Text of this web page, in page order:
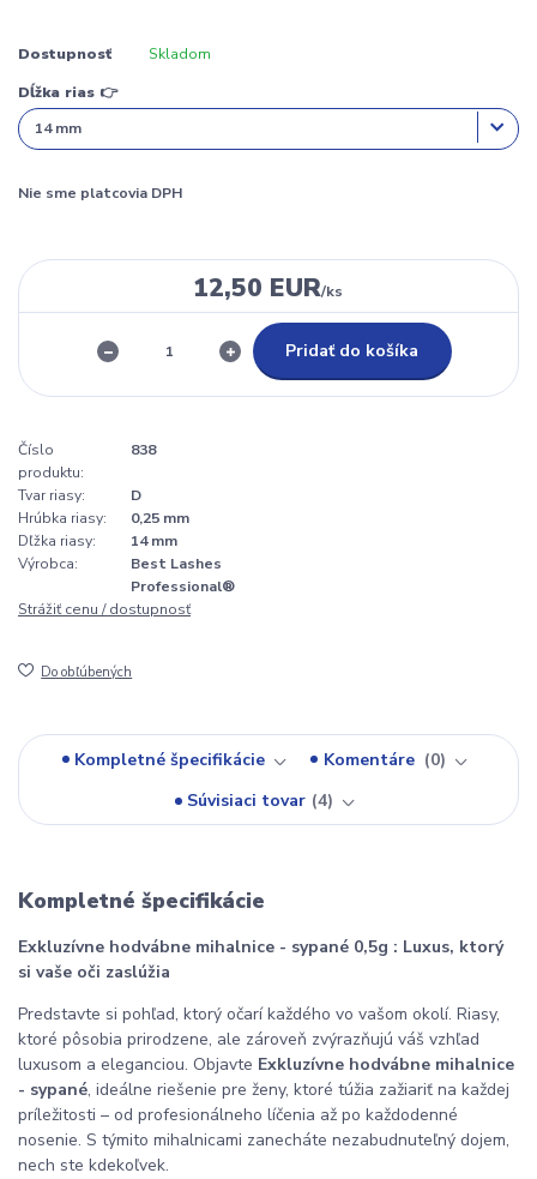
Dostupnosť Skladom
Dĺžka rias 👉
Nie sme platcovia DPH
12,50 EUR/ks
Pridať do košíka
Číslo
produktu:
838
Tvar riasy:
D
Hrúbka riasy:
0,25 mm
Dľžka riasy:
14 mm
Výrobca:
Best Lashes
Professional®
Strážiť cenu / dostupnosť
Do obľúbených
Kompletné špecifikácie Komentáre
0
Súvisiaci tovar 4
Kompletné špecifikácie
Exkluzívne hodvábne mihalnice - sypané 0,5g : Luxus, ktorý
si vaše oči zaslúžia
Predstavte si pohľad, ktorý očarí každého vo vašom okolí. Riasy,
ktoré pôsobia prirodzene, ale zároveň zvýrazňujú váš vzhľad
luxusom a eleganciou. Objavte Exkluzívne hodvábne mihalnice
- sypané, ideálne riešenie pre ženy, ktoré túžia zažiariť na každej
príležitosti – od profesionálneho líčenia až po každodenné
nosenie. S týmito mihalnicami zanecháte nezabudnuteľný dojem,
nech ste kdekoľvek.